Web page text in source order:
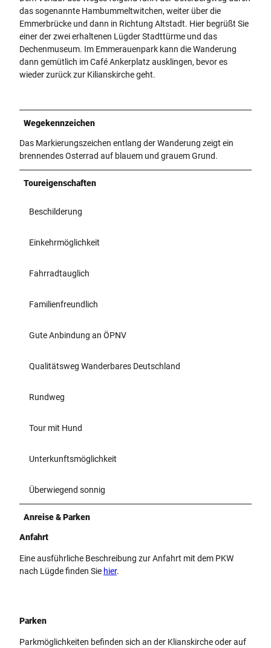
das sogenannte Hambummeltwitchen, weiter über die
Emmerbrücke und dann in Richtung Altstadt. Hier begrüßt Sie
einer der zwei erhaltenen Lügder Stadttürme und das
Dechenmuseum. Im Emmerauenpark kann die Wanderung
dann gemütlich im Café Ankerplatz ausklingen, bevor es
wieder zurück zur Kilianskirche geht.
Wegekennzeichen
Das Markierungszeichen entlang der Wanderung zeigt ein
brennendes Osterrad auf blauem und grauem Grund.
Toureigenschaften
Beschilderung
Einkehrmöglichkeit
Fahrradtauglich
Familienfreundlich
Gute Anbindung an ÖPNV
Qualitätsweg Wanderbares Deutschland
Rundweg
Tour mit Hund
Unterkunftsmöglichkeit
Überwiegend sonnig
Anreise & Parken
Anfahrt
Eine ausführliche Beschreibung zur Anfahrt mit dem PKW
nach Lügde finden Sie hier.
Parken
Parkmöglichkeiten befinden sich an der Klianskirche oder auf